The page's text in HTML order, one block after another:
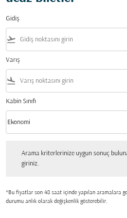
Gidiş
flight_takeoff
Varış
flight_land
Kabin Sınıfı
Kabin Sınıfı option Ekonomi Selected
Ekonomi
keyboard_arrow_down
Arama kriterlerinize uygun sonuç
giriniz.
*Bu fiyatlar son 48 saat içinde yapılan aramalara
durumu anlık olarak değişkenlik gösterebilir.